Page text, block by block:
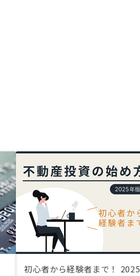
初心者から経験者まで！ 2025